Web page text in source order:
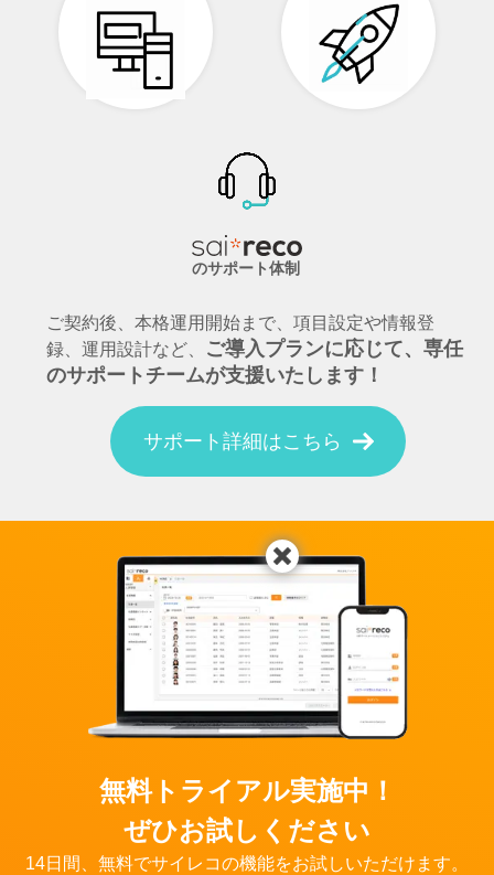
のサポート体制
ご契約後、本格運用開始まで、項目設定や情報登
録、運用設計など、 ご導入プランに応じて、専任
のサポートチームが支援いたします！
サポート詳細はこちら
無料トライアル実施中！
ぜひお試しください
14日間、無料でサイレコの機能をお試しいただけます。